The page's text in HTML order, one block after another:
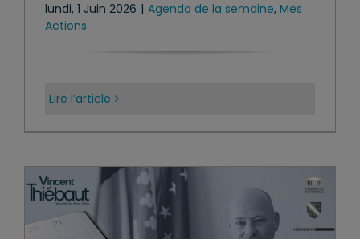
lundi, 1 Juin 2026 | Agenda de la semaine, Mes
Actions
Lire l’article